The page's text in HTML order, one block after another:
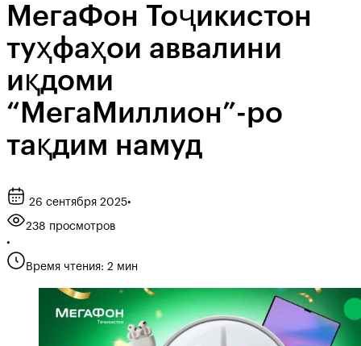
МегаФон Тоҷикистон
туҳфаҳои аввалини
иқдоми
“МегаМиллион”-ро
тақдим намуд
26 сентября 2025•
238 просмотров
•
Время чтения: 2 мин